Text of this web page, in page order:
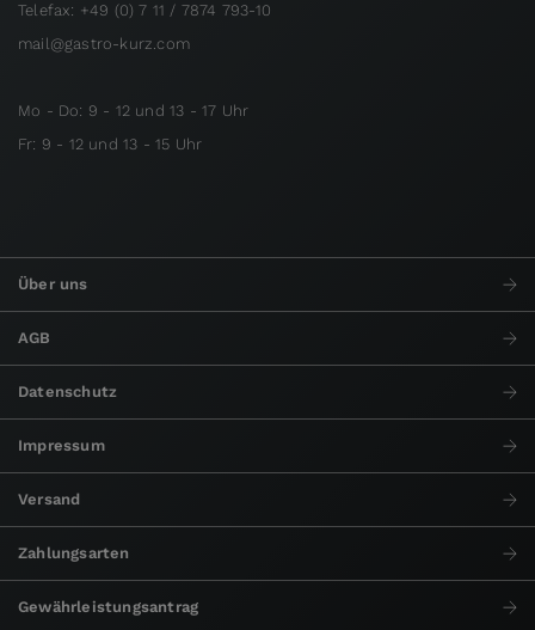
Telefax: +49 (0) 7 11 / 7874 793-10
mail@gastro-kurz.com
Mo - Do: 9 - 12 und 13 - 17 Uhr
Fr: 9 - 12 und 13 - 15 Uhr
Über uns
AGB
Datenschutz
Impressum
Versand
Zahlungsarten
Gewährleistungsantrag